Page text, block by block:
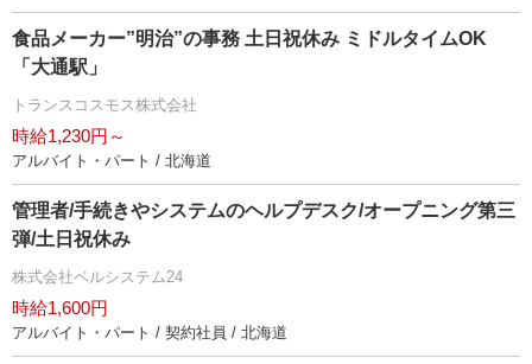
食品メーカー”明治”の事務 土日祝休み ミドルタイムOK
「大通駅」
トランスコスモス株式会社
時給1,230円～
アルバイト・パート / 北海道
管理者/手続きやシステムのヘルプデスク/オープニング第三
弾/土日祝休み
株式会社ベルシステム24
時給1,600円
アルバイト・パート / 契約社員 / 北海道